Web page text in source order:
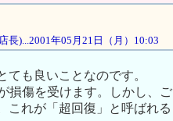
長)...2001年05月21日（月）10:03
も良いことなのです。
損傷を受けます。しかし、ご
これが「超回復」と呼ばれる